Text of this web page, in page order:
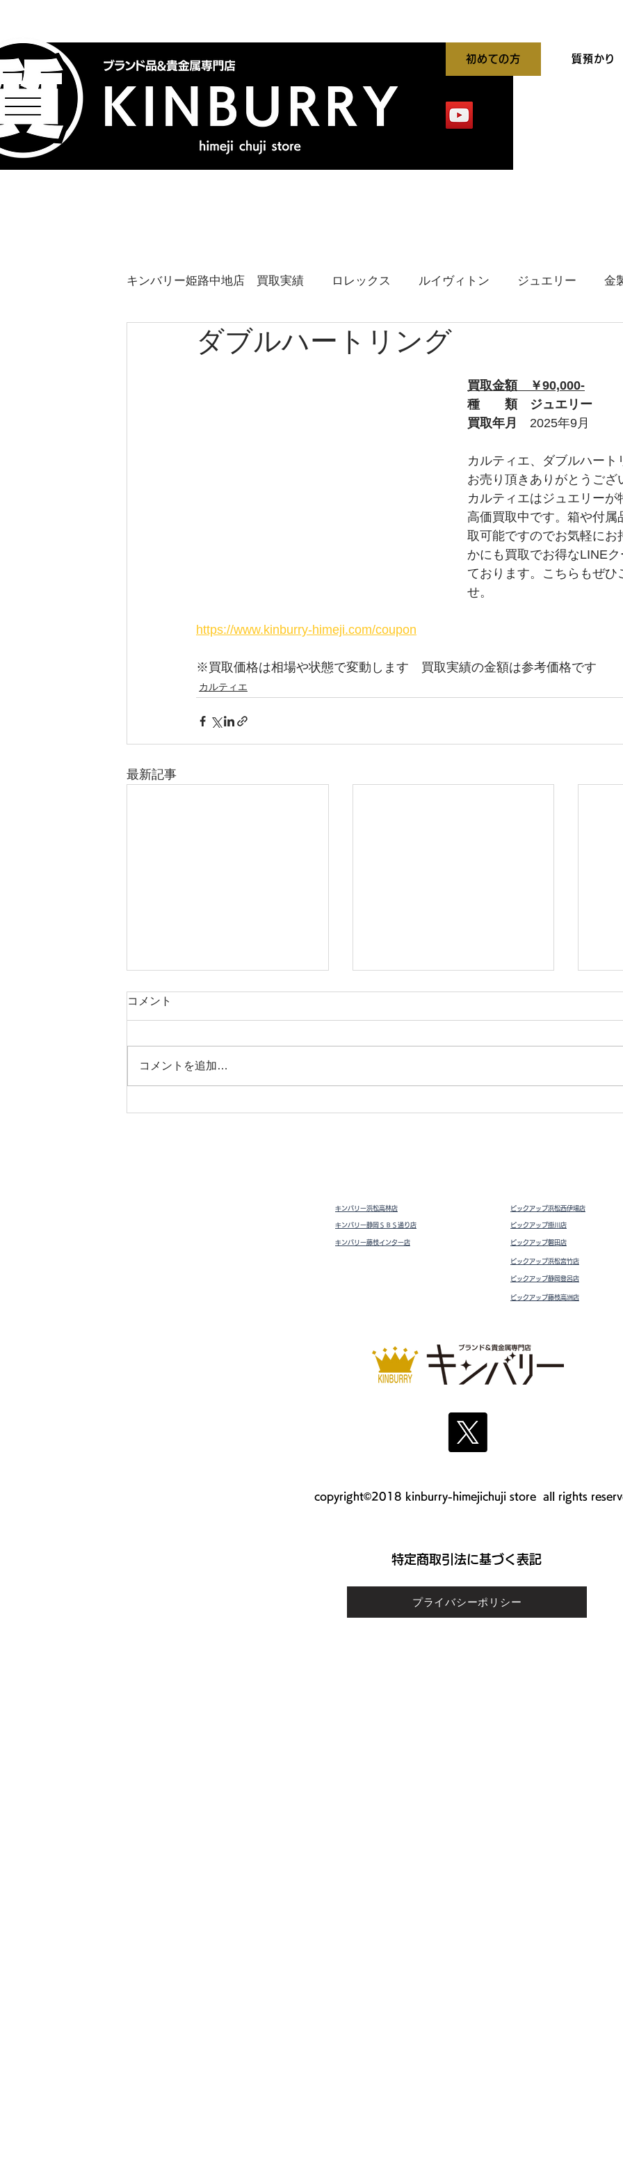
初めての方 質預かり
キンバリー姫路中地店 買取実績 ロレックス ルイヴィトン ジュエリー 金
エルメス カルティエ ブルガリ 時計 グッチ
チューダー トムフォード
タグホイヤー ロエベ
ダブルハートリング
買取金額　￥90,000-
種　　類　ジュエリー
買取年月 2025年9月
カルティエ、ダブルハート
お売り頂きありがとうござ
カルティエはジュエリーが
高価買取中です。箱や付属
取可能ですのでお気軽にお
かにも買取でお得なLINE
ております。こちらもぜひ
せ。
https://www.kinburry-himeji.com/coupon
※買取価格は相場や状態で変動します　買取実績の金額は参考価格です
カルティエ
最新記事
クローバーチャームペンダン
ミスパシャ
ロ
コメント
コメントを追加…
キンバリー浜松高林店
キンバリー静岡ＳＢＳ通り店
キンバリー藤枝インター店
ピックアップ浜松西伊場店
ピックアップ掛川 店
ピックアップ磐田店
ピックアップ浜松宮竹店
ピックアップ静岡登呂店
ピックアップ藤枝高洲店
copyright©2018 kinburry-himejichuji store all rights
​特定商取引法に基づく表記
プライバシーポリシー